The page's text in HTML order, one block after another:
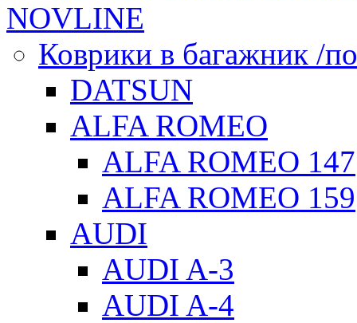
NOVLINE
Коврики в багажник /
DATSUN
ALFA ROMEO
ALFA ROMEO 147
ALFA ROMEO 159
AUDI
AUDI A-3
AUDI A-4